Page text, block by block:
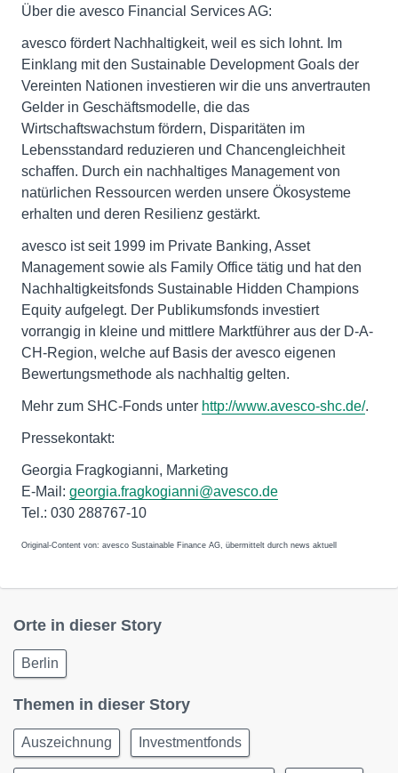
Über die avesco Financial Services AG:
avesco fördert Nachhaltigkeit, weil es sich lohnt. Im
Einklang mit den Sustainable Development Goals der
Vereinten Nationen investieren wir die uns anvertrauten
Gelder in Geschäftsmodelle, die das
Wirtschaftswachstum fördern, Disparitäten im
Lebensstandard reduzieren und Chancengleichheit
schaffen. Durch ein nachhaltiges Management von
natürlichen Ressourcen werden unsere Ökosysteme
erhalten und deren Resilienz gestärkt.
avesco ist seit 1999 im Private Banking, Asset
Management sowie als Family Office tätig und hat den
Nachhaltigkeitsfonds Sustainable Hidden Champions
Equity aufgelegt. Der Publikumsfonds investiert
vorrangig in kleine und mittlere Marktführer aus der D-A-
CH-Region, welche auf Basis der avesco eigenen
Bewertungsmethode als nachhaltig gelten.
Mehr zum SHC-Fonds unter http://www.avesco-shc.de/.
Pressekontakt:
Georgia Fragkogianni, Marketing
E-Mail: georgia.fragkogianni@avesco.de
Tel.: 030 288767-10
Original-Content von: avesco Sustainable Finance AG, übermittelt durch news aktuell
Orte in dieser Story
Berlin
Themen in dieser Story
Auszeichnung Investmentfonds